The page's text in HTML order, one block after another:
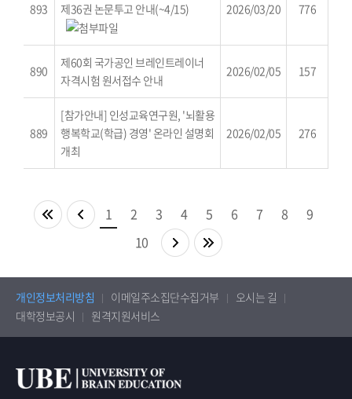
893
제36권 논문투고 안내(~4/15)
2026/03/20 776
890
제60회 국가공인 브레인트레이너
자격시험 원서접수 안내
2026/02/05 157
889
[참가안내] 인성교육연구원, '뇌활용
행복학교(학급) 경영' 온라인 설명회
개최
2026/02/05 276
1 2 3 4 5 6 7 8
9
10
개인정보처리방침 이메일주소집단수집거부
오시는 길
대학정보공시
원격지원서비스